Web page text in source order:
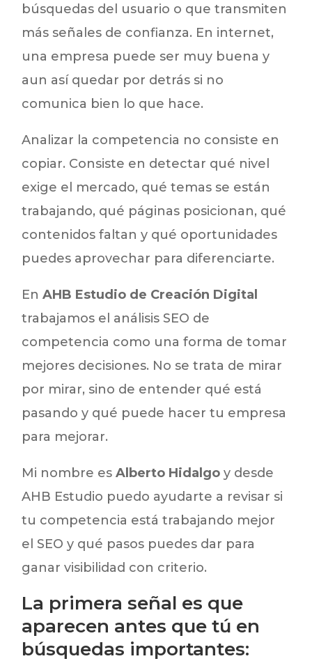
búsquedas del usuario o que transmiten
más señales de confianza. En internet,
una empresa puede ser muy buena y
aun así quedar por detrás si no
comunica bien lo que hace.
Analizar la competencia no consiste en
copiar. Consiste en detectar qué nivel
exige el mercado, qué temas se están
trabajando, qué páginas posicionan, qué
contenidos faltan y qué oportunidades
puedes aprovechar para diferenciarte.
EnAHB Estudio de Creación Digital
trabajamos el análisis SEO de
competencia como una forma de tomar
mejores decisiones. No se trata de mirar
por mirar, sino de entender qué está
pasando y qué puede hacer tu empresa
para mejorar.
Mi nombre esAlberto Hidalgo y desde
AHB Estudio puedo ayudarte a revisar si
tu competencia está trabajando mejor
el SEO y qué pasos puedes dar para
ganar visibilidad con criterio.
La primera señal es que
aparecen antes que tú en
búsquedas importantes: